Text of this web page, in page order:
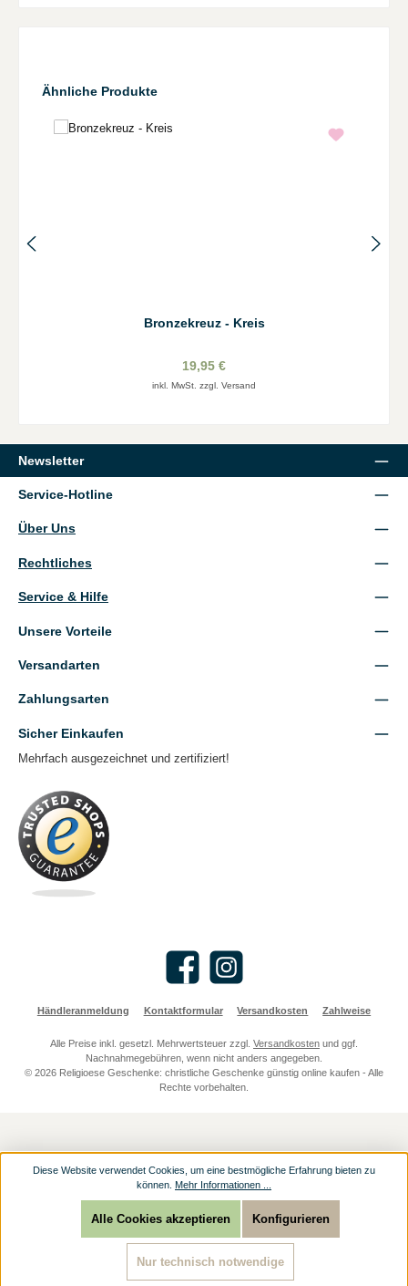
Produktgalerie überspringen
Ähnliche Produkte
Bronzekreuz - Kreis
19,95 €
inkl. MwSt. zzgl. Versand
Newsletter
Service-Hotline
Über Uns
Rechtliches
Service & Hilfe
Unsere Vorteile
Versandarten
Zahlungsarten
Sicher Einkaufen
Mehrfach ausgezeichnet und zertifiziert!
Facebook Instagram
Händleranmeldung Kontaktformular Versandkosten Zahlweise
Alle Preise inkl. gesetzl. Mehrwertsteuer zzgl. Versandkosten und ggf.
Nachnahmegebühren, wenn nicht anders angegeben.
© 2026 Religioese Geschenke: christliche Geschenke günstig online kaufen - Alle
Rechte vorbehalten.
Diese Website verwendet Cookies, um eine bestmögliche Erfahrung bieten zu
können. Mehr Informationen ...
Nur technisch notwendige
Konfigurieren
Alle Cookies akzeptieren